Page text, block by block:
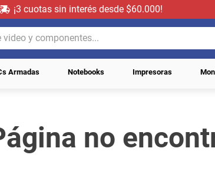
¡3 cuotas sin interés desde $60.000!
y componentes...
Armadas Notebooks Impresoras
no